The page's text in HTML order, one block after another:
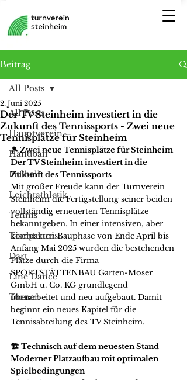
Beitrag
All Posts
Hauptverein
Handball
Fußball
Leichtathletik
Tennis
Tischtennis
Dart
Line Dance
Turnen
All Posts
Der TV Steinheim investiert in die
Zukunft des Tennissports - Zwei neue
Tennisplätze für Steinheim
2. Juni 2025
🎾 Zwei neue Tennisplätze für Steinheim
Der TV Steinheim investiert in die
Zukunft des Tennissports
Mit großer Freude kann der Turnverein
Steinheim die Fertigstellung seiner beiden
vollständig erneuerten Tennisplätze
bekanntgeben. In einer intensiven, aber
kompakten Bauphase von Ende April bis
Anfang Mai 2025 wurden die bestehenden
Plätze durch die Firma
SPORTSTÄTTENBAU Garten-Moser
GmbH u. Co. KG grundlegend
überarbeitet und neu aufgebaut. Damit
beginnt ein neues Kapitel für die
Tennisabteilung des TV Steinheim.
🏗️ Technisch auf dem neuesten Stand
Moderner Platzaufbau mit optimalen
Spielbedingungen